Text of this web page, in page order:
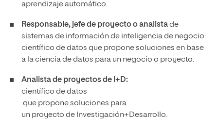
aprendizaje automático.
Responsable, jefe de proyecto o analistade
sistemas de información de inteligencia de negocio:
científico de datos que propone soluciones en base
a la ciencia de datos para un negocio o proyecto.
Analista de proyectos de I+D:
científico de datos
que propone soluciones para
un proyecto de Investigación+Desarrollo.